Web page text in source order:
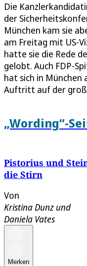
Die
der
München kam sie
am Freitag mit US-
hatte sie die Rede
gelobt. Auch FDP-
hat sich in München
Auftritt auf der
„Wording“-
Pistorius und
die Stirn
Von
Kristina Dunz und
Daniela Vates
Merken